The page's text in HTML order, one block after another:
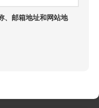
、邮箱地址和网站地